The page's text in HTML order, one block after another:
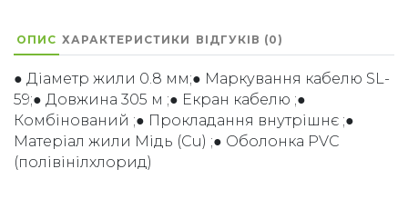
ОПИС ХАРАКТЕРИСТИКИ ВІДГУКІВ (0)
● Діаметр жили 0.8 мм;● Маркування кабелю SL-
59;● Довжина 305 м ;● Екран кабелю ;●
Комбінований ;● Прокладання внутрішнє ;●
Матеріал жили Мідь (Cu) ;● Оболонка PVC
(полівінілхлорид)